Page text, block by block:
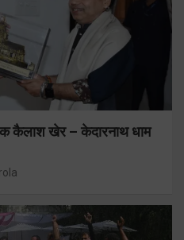
कैलाश खेर – केदारनाथ धाम